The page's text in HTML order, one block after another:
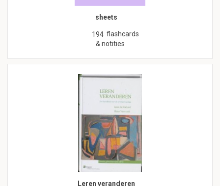
sheets
194 flashcards
& notities
Leren veranderen